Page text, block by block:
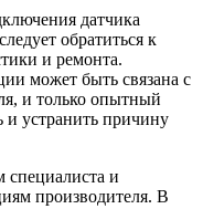
датчика
обратиться к
и ремонта.
может быть связана с
и только опытный
и устранить причину
специалиста и
производителя. В